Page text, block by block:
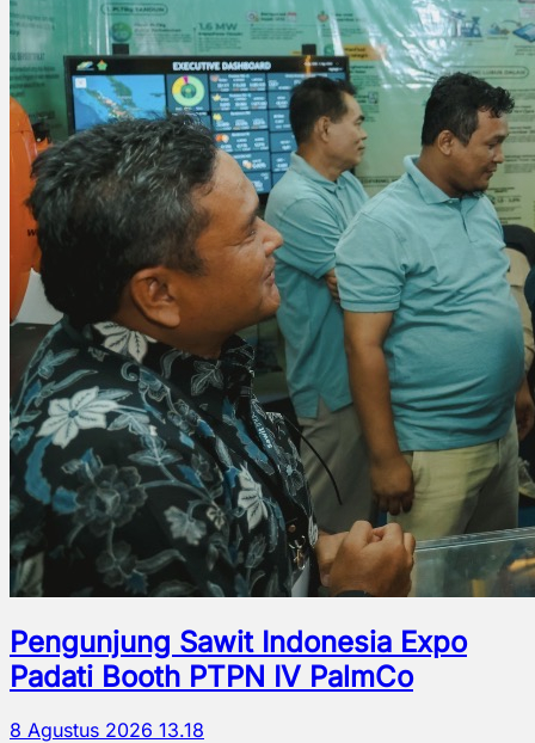
Pengunjung Sawit Indonesia Expo
Padati Booth PTPN IV PalmCo
8 Agustus 2026 13.18